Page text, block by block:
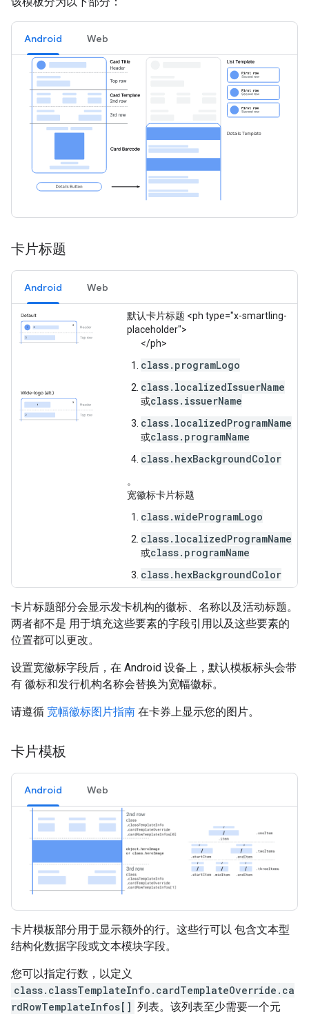
Android Web
卡片标题
Android Web
默认卡片标题 <ph type="x-smartling-
placeholder">
</ph>
class.programLogo
class.localizedIssuerName
或class.issuerName
class.localizedProgramName
或class.programName
class.hexBackgroundColor
。
宽徽标卡片标题
class.wideProgramLogo
class.localizedProgramName
或class.programName
class.hexBackgroundColor
卡片标题部分会显示发卡机构的徽标、名称以及活动标题。
两者都不是 用于填充这些要素的字段引用以及这些要素的
位置都可以更改。
设置宽徽标字段后，在 Android 设备上，默认模板标头会带
有 徽标和发行机构名称会替换为宽幅徽标。
请遵循 宽幅徽标图片指南 在卡券上显示您的图片。
卡片模板
Android Web
卡片模板部分用于显示额外的行。这些行可以 包含文本型
结构化数据字段或文本模块字段。
您可以指定行数，以定义
class.classTemplateInfo.cardTemplateOverride.ca
rdRowTemplateInfos[] 列表。该列表至少需要一个元